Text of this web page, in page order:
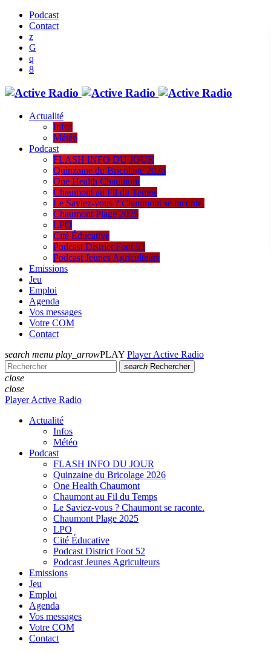
Podcast
Contact
Actualité
Infos
Météo
Podcast
FLASH INFO DU JOUR
Quinzaine du Bricolage 2026
One Health Chaumont
Chaumont au Fil du Temps
Le Saviez-vous ? Chaumont se raconte.
Chaumont Plage 2025
LPO
Cité Éducative
Podcast District Foot 52
Podcast Jeunes Agriculteurs
Emissions
Jeu
Emploi
Agenda
Vos messages
Votre COM
Contact
search menu play_arrowPLAY Player Active Radio
search Rechercher
close
close
Player Active Radio
Actualité
Infos
Météo
Podcast
FLASH INFO DU JOUR
Quinzaine du Bricolage 2026
One Health Chaumont
Chaumont au Fil du Temps
Le Saviez-vous ? Chaumont se raconte.
Chaumont Plage 2025
LPO
Cité Éducative
Podcast District Foot 52
Podcast Jeunes Agriculteurs
Emissions
Jeu
Emploi
Agenda
Vos messages
Votre COM
Contact